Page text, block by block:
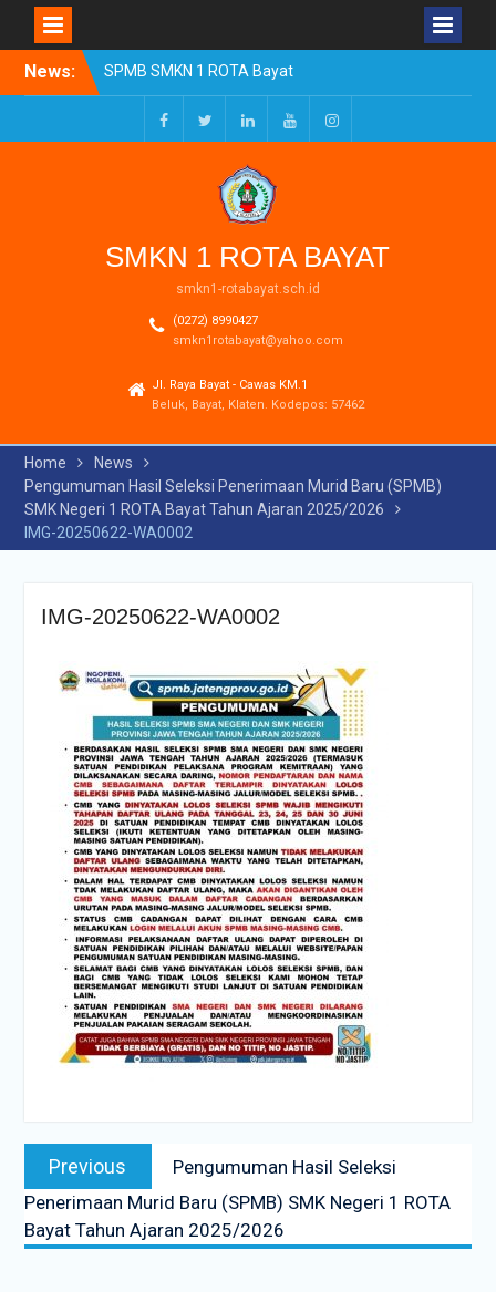
News:
SPMB SMKN 1 ROTA Bayat
Tahun Ajaran 2026/2027
Resmi Dibuka
Pengumuman Kelulusan
Tahun Ajaran 2025-2026
Realisasi Dana BOSP
Reguler Tahap 1 Tahun
FacebookTwitterLinkedInYoutubeInstagram
SMKN 1 ROTA BAYAT
smkn1-rotabayat.sch.id
(0272) 8990427
smkn1rotabayat@yahoo.com
Jl. Raya Bayat - Cawas KM.1
Beluk, Bayat, Klaten. Kodepos: 57462
Home
News
Pengumuman Hasil Seleksi Penerimaan Murid Baru (SPMB)
SMK Negeri 1 ROTA Bayat Tahun Ajaran 2025/2026
IMG-20250622-WA0002
IMG-20250622-WA0002
Navigasi
posPrevious
post:
Pengumuman Hasil Seleksi
Penerimaan Murid Baru (SPMB) SMK Negeri 1 ROTA
Bayat Tahun Ajaran 2025/2026